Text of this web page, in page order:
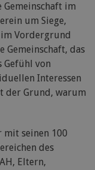
im
um Siege,
Vordergrund
Gemeinschaft, das
Gefühl von
Interessen
der Grund, warum
mit seinen 100
des
Eltern,